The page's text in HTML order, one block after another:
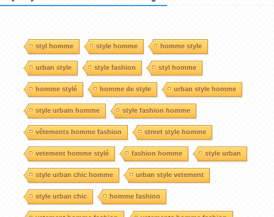
styl homme style homme homme style
urban style style fashion styl homme
homme stylé homme de style urban style homme
style urbain homme style fashion homme
vêtements homme fashion street style homme
vetement homme stylé fashion homme style urban
style urban chic homme urban style vetement
style urban chic homme fashion